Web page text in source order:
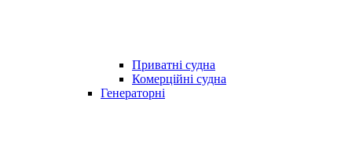
Приватні судна
Комерційні судна
Генераторні